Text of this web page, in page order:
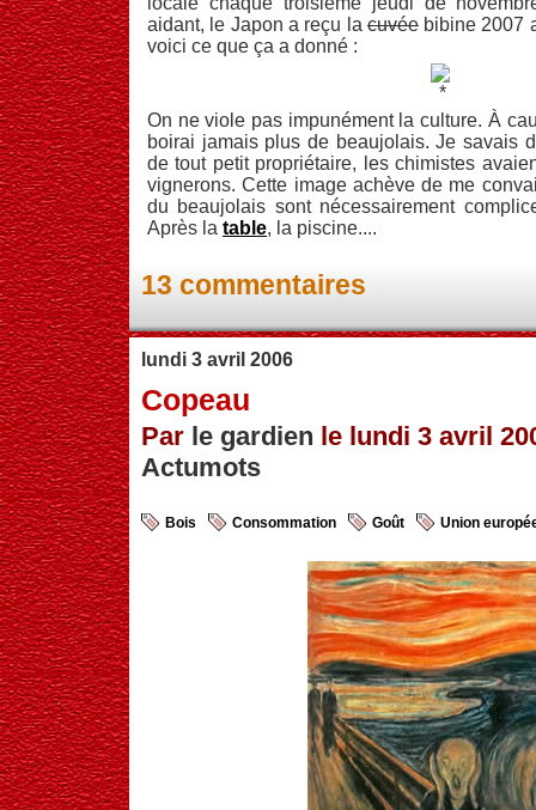
aidant, le Japon a reçu lacuvéebibine 2007
voici ce que ça a donné :
On ne viole pas impunément la culture. À
boirai jamais plus de beaujolais. Je savais
de tout petit propriétaire, les chimistes
vignerons. Cette image achève de me
du beaujolais sont nécessairement
Après la table, la piscine....
13 commentaires
lundi 3 avril 2006
Copeau
Par le gardien le lundi 3 avril
Actumots
Bois Consommation Goût Union